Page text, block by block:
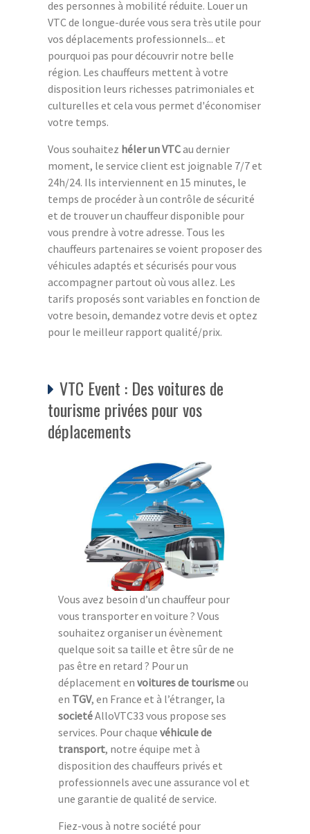
des personnes à mobilité réduite. Louer un
VTC de longue-durée vous sera très utile pour
vos déplacements professionnels... et
pourquoi pas pour découvrir notre belle
région. Les chauffeurs mettent à votre
disposition leurs richesses patrimoniales et
culturelles et cela vous permet d'économiser
votre temps.
Vous souhaitez héler un VTCau dernier
moment, le service client est joignable 7/7 et
24h/24. Ils interviennent en 15 minutes, le
temps de procéder à un contrôle de sécurité
et de trouver un chauffeur disponible pour
vous prendre à votre adresse. Tous les
chauffeurs partenaires se voient proposer des
véhicules adaptés et sécurisés pour vous
accompagner partout où vous allez. Les
tarifs proposés sont variables en fonction de
votre besoin, demandez votre devis et optez
pour le meilleur rapport qualité/prix.
VTC Event : Des voitures de
tourisme privées pour vos
déplacements
Vous avez besoin d’un chauffeur pour
vous transporter en voiture ? Vous
souhaitez organiser un évènement
quelque soit sa taille et être sûr de ne
pas être en retard ? Pour un
déplacement en voitures de tourismeou
en TGV, en France et à l’étranger, la
societéAlloVTC33 vous propose ses
services. Pour chaque véhicule de
transport, notre équipe met à
disposition des chauffeurs privés et
professionnels avec une assurance vol et
une garantie de qualité de service.
Fiez-vous à notre société pour